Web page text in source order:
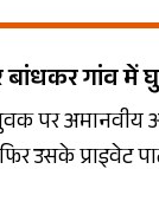
बांधकर गांव में
पर अमानवीय
उसके प्राइवेट